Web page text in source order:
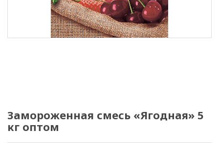
Замороженная смесь «Ягодная» 5
кг оптом